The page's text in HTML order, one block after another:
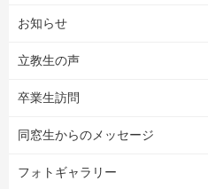
お知らせ
立教生の声
卒業生訪問
同窓生からのメッセージ
フォトギャラリー